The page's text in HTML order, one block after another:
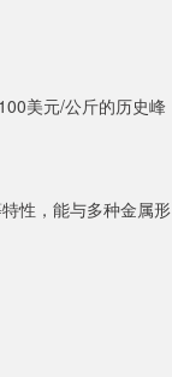
美元/公斤的历史峰
性，能与多种金属形